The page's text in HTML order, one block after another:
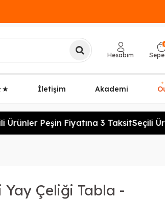
Hesabım
İletişim Akademi
✦
Peşin Fiyatına 3 TaksitSeçili
Yay Çeliği Tabla -